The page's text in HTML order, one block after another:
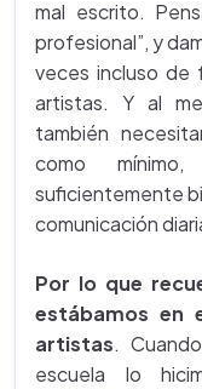
mal escrito.
profesional”, y
veces incluso de
artistas. Y al
también
como
suficientemente
comunicación
Por lo que
estábamos en
artistas.
escuela lo